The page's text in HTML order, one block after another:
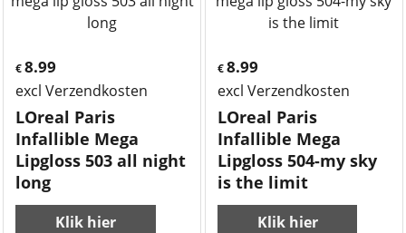
€ 8.99
excl Verzendkosten
LOreal Paris
Infallible Mega
Lipgloss 503 all night
long
Klik hier
€8.99
excl Verzendkosten
LOreal Paris
Infallible Mega
Lipgloss 504-my sky
is the limit
Klik hier